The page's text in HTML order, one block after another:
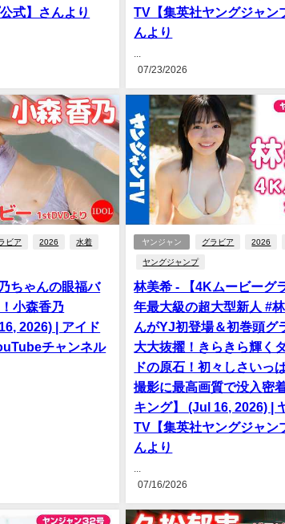
式】さんより
TV【集英社ヤングジャン
んより
07/23/2026
ビア 2026 水着
ちゃんの眼福バ
小森香乃
2026) | アイド
チャンネル
ヤンジャン グラビア 2026
ヤングジャンプ
林美希 - 【4Kムービーグ
年最大級の超大型新人 #
んがYJ初登場＆初巻頭グ
大大抜擢！きらきら輝く
ドの原石！初々しさいっ
撮影に最高画質で没入密
キング】 (Jul 16, 2026) |
TV【集英社ヤングジャン
んより
07/16/2026